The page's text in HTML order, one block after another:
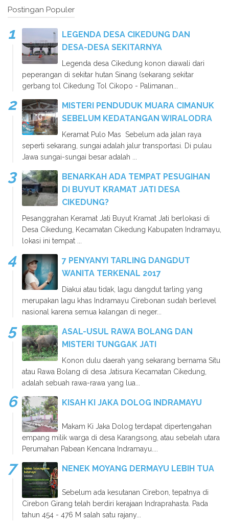
Postingan Populer
LEGENDA DESA CIKEDUNG DAN
DESA-DESA SEKITARNYA
Legenda desa Cikedung konon diawali dari
peperangan di sekitar hutan Sinang (sekarang sekitar
gerbang tol Cikedung Tol Cikopo - Palimanan...
MISTERI PENDUDUK MUARA CIMANUK
SEBELUM KEDATANGAN WIRALODRA
Keramat Pulo Mas Sebelum ada jalan raya
seperti sekarang, sungai adalah jalur transportasi. Di pulau
Jawa sungai-sungai besar adalah ...
BENARKAH ADA TEMPAT PESUGIHAN
DI BUYUT KRAMAT JATI DESA
CIKEDUNG?
Pesanggrahan Keramat Jati Buyut Kramat Jati berlokasi di
Desa Cikedung, Kecamatan Cikedung Kabupaten Indramayu,
lokasi ini tempat ...
7 PENYANYI TARLING DANGDUT
WANITA TERKENAL 2017
Diakui atau tidak, lagu dangdut tarling yang
merupakan lagu khas Indramayu Cirebonan sudah berlevel
nasional karena semua kalangan di neger...
ASAL-USUL RAWA BOLANG DAN
MISTERI TUNGGAK JATI
Konon dulu daerah yang sekarang bernama Situ
atau Rawa Bolang di desa Jatisura Kecamatan Cikedung,
adalah sebuah rawa-rawa yang lua...
KISAH KI JAKA DOLOG INDRAMAYU
Makam Ki Jaka Dolog terdapat dipertengahan
empang milik warga di desa Karangsong, atau sebelah utara
Perumahan Pabean Kencana Indramayu....
NENEK MOYANG DERMAYU LEBIH TUA
Sebelum ada kesutanan Cirebon, tepatnya di
Cirebon Girang telah berdiri kerajaan Indraprahasta. Pada
tahun 454 - 476 M salah satu rajany...